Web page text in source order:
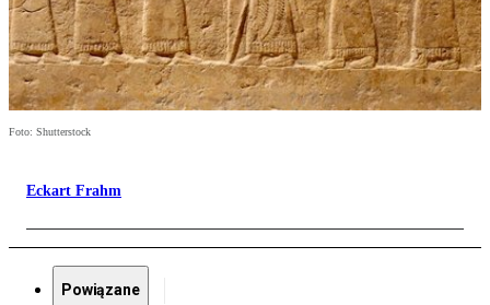
Foto: Shutterstock
Eckart Frahm
Powiązane